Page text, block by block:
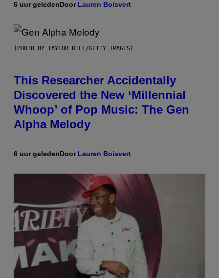
6 uur geledenDoor Lauren Boisvert
(PHOTO BY TAYLOR HILL/GETTY IMAGES)
This Researcher Accidentally
Discovered the New ‘Millennial
Whoop’ of Pop Music: The Gen
Alpha Melody
6 uur geledenDoor Lauren Boisvert